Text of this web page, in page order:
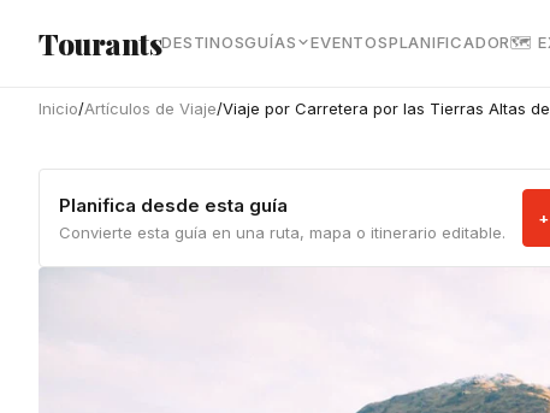
TourantsDESTINOSGUÍAS EVENTOSPLANIFICADOR🗺
Inicio/Artículos de Viaje/Viaje por Carretera por las Tierras Altas
Planifica desde esta guía
Convierte esta guía en una ruta, mapa o itinerario editable.